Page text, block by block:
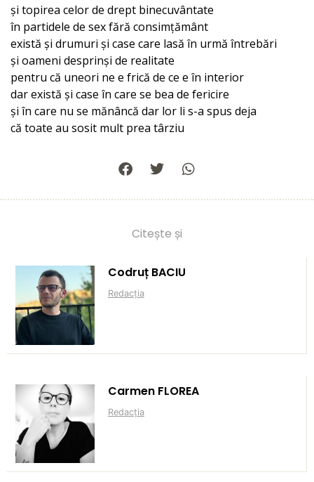
și topirea celor de drept binecuvântate
în partidele de sex fără consimțământ
există și drumuri și case care lasă în urmă întrebări
și oameni desprinși de realitate
pentru că uneori ne e frică de ce e în interior
dar există și case în care se bea de fericire
și în care nu se mănâncă dar lor li s-a spus deja
că toate au sosit mult prea târziu
Citește și
Codruț BACIU
Redacția
Carmen FLOREA
Redacția